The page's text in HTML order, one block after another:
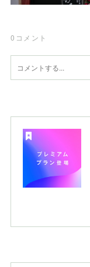
0 コメント